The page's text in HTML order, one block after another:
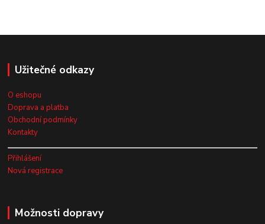
Užitečné odkazy
O eshopu
Doprava a platba
Obchodní podmínky
Kontakty
Přihlášení
Nová registrace
Možnosti dopravy